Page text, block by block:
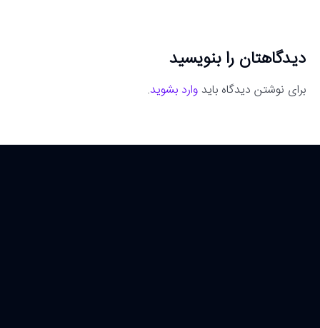
دیدگاهتان را بنویسید
برای نوشتن دیدگاه باید وارد بشوید.